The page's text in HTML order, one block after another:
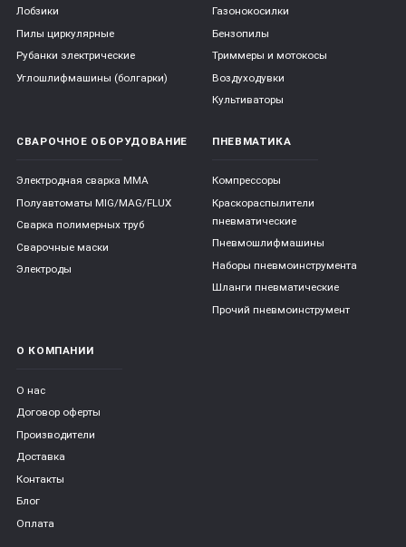
Лобзики
Пилы циркулярные
Рубанки электрические
Углошлифмашины (болгарки)
Газонокосилки
Бензопилы
Триммеры и мотокосы
Воздуходувки
Культиваторы
СВАРОЧНОЕ ОБОРУДОВАНИЕ
Электродная сварка ММА
Полуавтоматы MIG/MAG/FLUX
Сварка полимерных труб
Сварочные маски
Электроды
ПНЕВМАТИКА
Компрессоры
Краскораспылители
пневматические
Пневмошлифмашины
Наборы пневмоинструмента
Шланги пневматические
Прочий пневмоинструмент
О КОМПАНИИ
О нас
Договор оферты
Производители
Доставка
Контакты
Блог
Оплата